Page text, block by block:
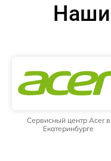
Сервисный центр Acer в
Екатеринбурге